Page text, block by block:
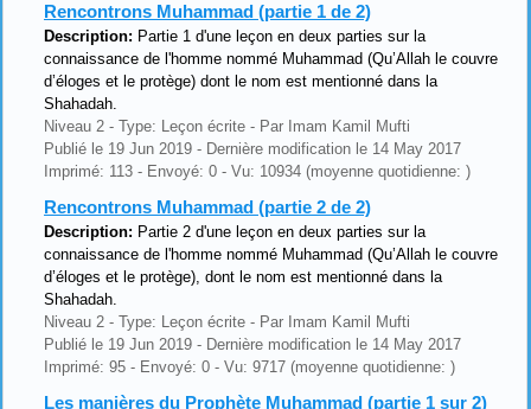
Rencontrons Muhammad (partie 1 de 2)
Description: Partie 1 d'une leçon en deux parties sur la
connaissance de l'homme nommé Muhammad (Qu’Allah le couvre
d’éloges et le protège) dont le nom est mentionné dans la
Shahadah.
Niveau 2 - Type: Leçon écrite - Par Imam Kamil Mufti
Publié le 19 Jun 2019 - Dernière modification le 14 May 2017
Imprimé: 113 - Envoyé: 0 - Vu: 10934 (moyenne quotidienne: )
Rencontrons Muhammad (partie 2 de 2)
Description: Partie 2 d'une leçon en deux parties sur la
connaissance de l'homme nommé Muhammad (Qu’Allah le couvre
d’éloges et le protège), dont le nom est mentionné dans la
Shahadah.
Niveau 2 - Type: Leçon écrite - Par Imam Kamil Mufti
Publié le 19 Jun 2019 - Dernière modification le 14 May 2017
Imprimé: 95 - Envoyé: 0 - Vu: 9717 (moyenne quotidienne: )
Les manières du Prophète Muhammad (partie 1 sur 2)